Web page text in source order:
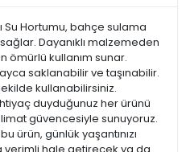
Su Hortumu, bahçe sulama
Dayanıklı malzemeden
ömürlü kullanım sunar.
saklanabilir ve taşınabilir.
kullanabilirsiniz.
duyduğunuz her ürünü
güvencesiyle sunuyoruz.
ürün, günlük yaşantınızı